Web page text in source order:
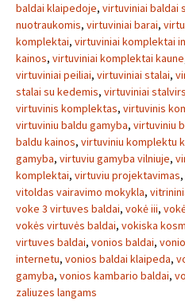
baldai klaipedoje, virtuviniai baldai
nuotraukomis, virtuviniai barai,
komplektai, virtuviniai komplektai
kainos, virtuviniai komplektai kaune
virtuviniai peiliai, virtuviniai stalai,
stalai su kedemis, virtuviniai
virtuvinis komplektas, virtuvinis
virtuviniu baldu gamyba, virtuviniu
baldu kainos, virtuviniu komplektu
gamyba, virtuviu gamyba vilniuje,
komplektai, virtuviu projektavimas,
vitoldas vairavimo mokykla,
voke 3 virtuves baldai, vokė iii,
vokės virtuvės baldai, vokiska
virtuves baldai, vonios baldai,
internetu, vonios baldai klaipeda,
gamyba, vonios kambario baldai,
zaliuzes langams